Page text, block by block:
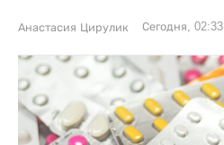
Анастасия Цирулик Сегодня, 02:33